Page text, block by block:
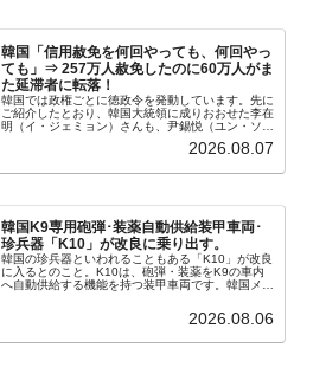
韓国「信用赦免を何回やっても、何回やっ
ても」⇒ 257万人赦免したのに60万人がま
た延滞者に転落！
韓国では政権ごとに徳政令を発動しています。先に
ご紹介したとおり、韓国大統領に成りおおせた李在
明（イ・ジェミョン）さんも、尹錫悦（ユン・ソギ
バンクにして不良債権の買い取りを行い、分割償還
2026.08.07
韓国K9専用砲弾･装薬自動供給装甲車両･
珍兵器「K10」が改良に乗り出す。
韓国の珍兵器といわれることもある「K10」が改良
に入るとのこと。K10は、砲弾・装薬をK9の車内
へ自動供給する機能を持つ装甲車両です。韓国メデ
から以下に一部を引きます。2005年に初めて...
2026.08.06